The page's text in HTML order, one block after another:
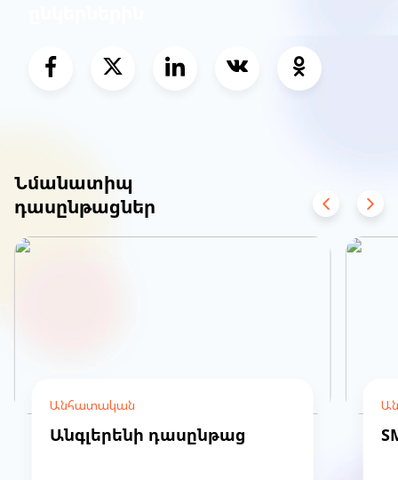
Նմանատիպ
դասընթացներ
Անհատական
Անգլերենի դասընթաց